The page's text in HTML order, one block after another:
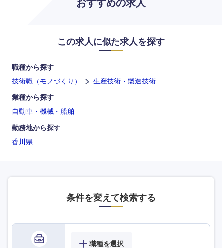
おすすめの求人
この求人に似た求人を探す
職種から探す
技術職（モノづくり）
生産技術・製造技術
業種から探す
自動車・機械・船舶
勤務地から探す
香川県
条件を変えて検索する
職種を選択
山口県 徳島県
香川県
高知県